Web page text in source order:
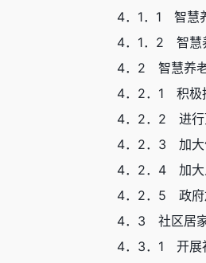
4．1．1 智慧
4．1．2 智慧
4．2 智慧养
4．2．1 积极
4．2．2 进行
4．2．3 加大
4．2．4 加大
4．2．5 政府
4．3 社区居
4．3．1 开展